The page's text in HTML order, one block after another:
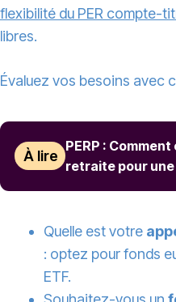
flexibilité du PER compte-
libres.
Évaluez vos besoins avec
À lire
PERP :
retraite pour
Quelle est votre
: optez pour fonds
ETF.